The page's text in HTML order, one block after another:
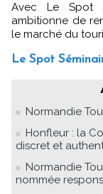
Avec Le Spot
ambitionne de
le marché du
Le Spot
Normandie
Honfleur : la
discret et
Normandie
nommée